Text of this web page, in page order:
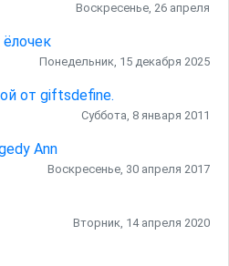
Воскресенье, 26 апреля
Понедельник, 15 декабря 2025
от giftsdefine.
Суббота, 8 января 2011
Ann
Воскресенье, 30 апреля 2017
Вторник, 14 апреля 2020